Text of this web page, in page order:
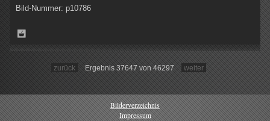
Bild-Nummer: p10786
zurück Ergebnis 37647 von 46297 weiter
Bilderverzeichnis
Impressum